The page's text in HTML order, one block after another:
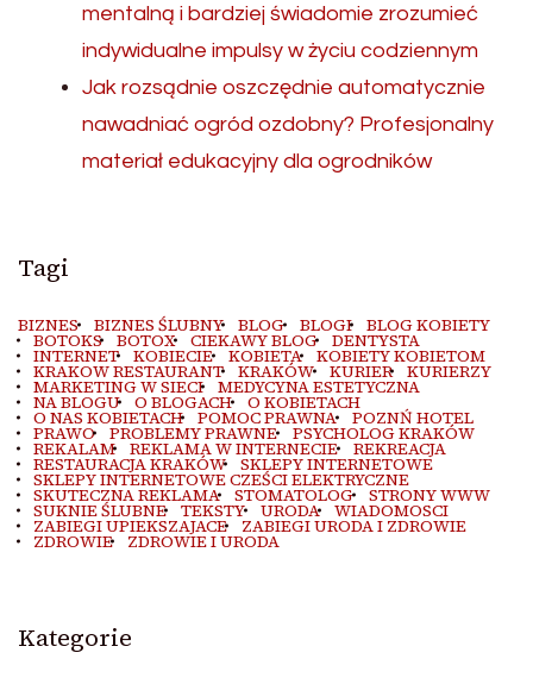
mentalną i bardziej świadomie zrozumieć
indywidualne impulsy w życiu codziennym
Jak rozsądnie oszczędnie automatycznie
nawadniać ogród ozdobny? Profesjonalny
materiał edukacyjny dla ogrodników
Tagi
BIZNES BIZNES ŚLUBNY BLOG BLOGI BLOG KOBIETY
BOTOKS BOTOX CIEKAWY BLOG DENTYSTA
INTERNET KOBIECIE KOBIETA KOBIETY KOBIETOM
KRAKOW RESTAURANT KRAKÓW KURIER KURIERZY
MARKETING W SIECI MEDYCYNA ESTETYCZNA
NA BLOGU O BLOGACH O KOBIETACH
O NAS KOBIETACH POMOC PRAWNA POZNŃ HOTEL
PRAWO PROBLEMY PRAWNE PSYCHOLOG KRAKÓW
REKALAM REKLAMA W INTERNECIE REKREACJA
RESTAURACJA KRAKÓW SKLEPY INTERNETOWE
SKLEPY INTERNETOWE CZEŚCI ELEKTRYCZNE
SKUTECZNA REKLAMA STOMATOLOG STRONY WWW
SUKNIE ŚLUBNE TEKSTY URODA WIADOMOSCI
ZABIEGI UPIEKSZAJACE ZABIEGI URODA I ZDROWIE
ZDROWIE ZDROWIE I URODA
Kategorie